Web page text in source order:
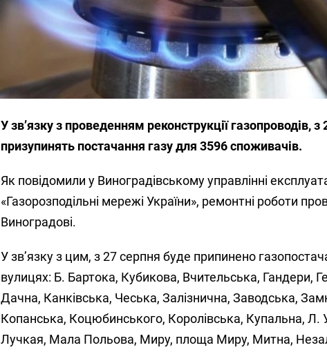
У звʼязку з проведенням реконструкції газопроводів,
призупинять постачання газу для 3596 споживачів.
Як повідомили у Виноградівському управлінні
«Газорозподільні мережі України», ремонтні роботи
Виноградові.
У звʼязку з цим, з 27 серпня буде припинено
вулицях: Б. Бартока, Кубикова, Вчительська, Гандери,
Дачна, Канківська, Чеська, Залізнична, Заводська,
Копанська, Коцюбинського, Королівська, Купальна, Л.
Лучкая, Мала Польова, Миру, площа Миру, Митна,